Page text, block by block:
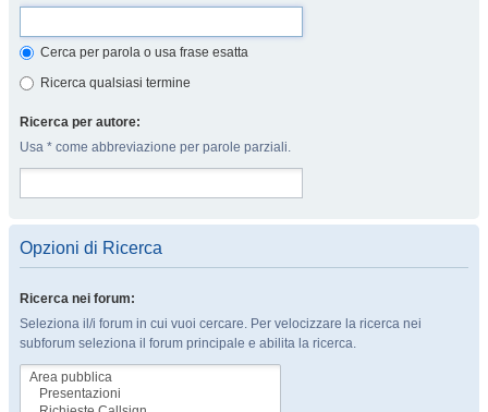
Cerca per parola o usa frase esatta
Ricerca qualsiasi termine
Ricerca per autore:
Usa * come abbreviazione per parole parziali.
Opzioni di Ricerca
Ricerca nei forum:
Seleziona il/i forum in cui vuoi cercare. Per velocizzare la ricerca nei
subforum seleziona il forum principale e abilita la ricerca.